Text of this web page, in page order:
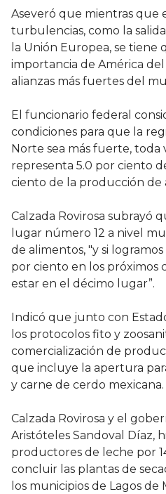
Aseveró que mientras que
turbulencias, como la
la Unión Europea, se tiene
importancia de América
alianzas más fuertes del
El funcionario federal
condiciones para que la
Norte sea más fuerte, toda
representa 5.0 por ciento
ciento de la producción de
Calzada Rovirosa subrayó
lugar número 12 a nivel
de alimentos, "y si
por ciento en los próximos
estar en el décimo lugar”.
Indicó que junto con
los protocolos fito y
comercialización de
que incluye la apertura
y carne de cerdo mexicana.
Calzada Rovirosa y el
Aristóteles Sandoval Díaz,
productores de leche por
concluir las plantas de
los municipios de Lagos